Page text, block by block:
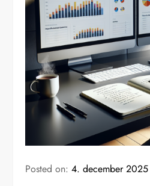
Posted on:4. december 2025